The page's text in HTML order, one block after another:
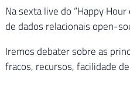
Na sexta live do “Happy
de dados relacionais open-
Iremos debater sobre as
fracos, recursos, facilidade